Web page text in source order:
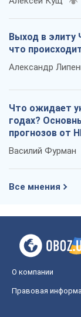
Выход в элиту
что
Александр
Что ожидает
годах?
прогнозов от
Василий Фурман
Все мнения
О компании
Правовая